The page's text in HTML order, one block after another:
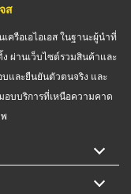
ส
ครือเอไอเอส ในฐานะผู้นำที่
ผ่านเว็บไซต์รวมสินค้าและ
บและยืนยันตัวตนจริง และ
อบบริการที่เหนือความคาด